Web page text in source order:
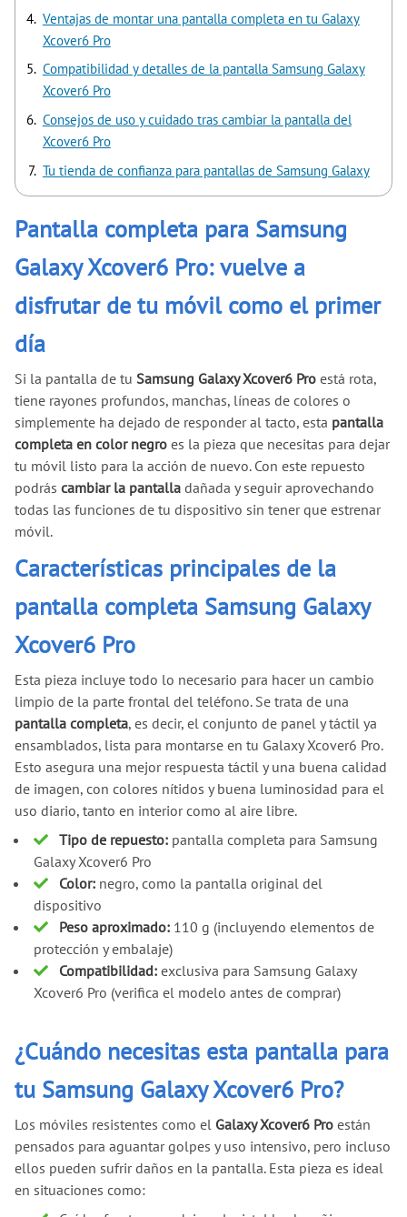
Ventajas de montar una pantalla completa en tu Galaxy
Xcover6 Pro
Compatibilidad y detalles de la pantalla Samsung Galaxy
Xcover6 Pro
Consejos de uso y cuidado tras cambiar la pantalla del
Xcover6 Pro
Tu tienda de confianza para pantallas de Samsung Galaxy
Pantalla completa para Samsung
Galaxy Xcover6 Pro: vuelve a
disfrutar de tu móvil como el primer
día
Si la pantalla de tu Samsung Galaxy Xcover6 Pro está rota,
tiene rayones profundos, manchas, líneas de colores o
simplemente ha dejado de responder al tacto, esta pantalla
completa en color negro es la pieza que necesitas para dejar
tu móvil listo para la acción de nuevo. Con este repuesto
podrás cambiar la pantalla dañada y seguir aprovechando
todas las funciones de tu dispositivo sin tener que estrenar
móvil.
Características principales de la
pantalla completa Samsung Galaxy
Xcover6 Pro
Esta pieza incluye todo lo necesario para hacer un cambio
limpio de la parte frontal del teléfono. Se trata de una
pantalla completa, es decir, el conjunto de panel y táctil ya
ensamblados, lista para montarse en tu Galaxy Xcover6 Pro.
Esto asegura una mejor respuesta táctil y una buena calidad
de imagen, con colores nítidos y buena luminosidad para el
uso diario, tanto en interior como al aire libre.
Tipo de repuesto:pantalla completa para Samsung
Galaxy Xcover6 Pro
Color:negro, como la pantalla original del
dispositivo
Peso aproximado:110 g (incluyendo elementos de
protección y embalaje)
Compatibilidad:exclusiva para Samsung Galaxy
Xcover6 Pro (verifica el modelo antes de comprar)
¿Cuándo necesitas esta pantalla para
tu Samsung Galaxy Xcover6 Pro?
Los móviles resistentes como el Galaxy Xcover6 Pro están
pensados para aguantar golpes y uso intensivo, pero incluso
ellos pueden sufrir daños en la pantalla. Esta pieza es ideal
en situaciones como: